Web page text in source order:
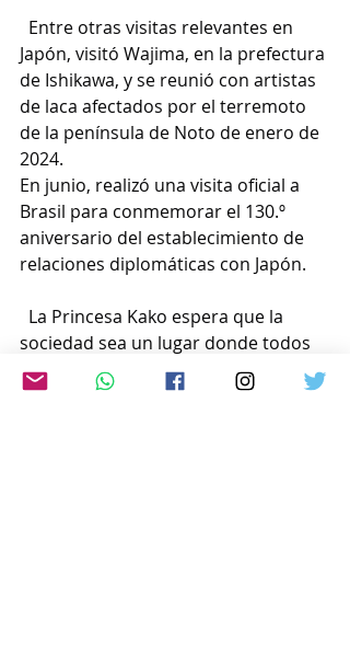
Entre otras visitas relevantes en
Japón, visitó Wajima, en la prefectura
de Ishikawa, y se reunió con artistas
de laca afectados por el terremoto
de la península de Noto de enero de
2024.
En junio, realizó una visita oficial a
Brasil para conmemorar el 130.º
aniversario del establecimiento de
relaciones diplomáticas con Japón.
La Princesa Kako espera que la
sociedad sea un lugar donde todos
puedan vivir con tranquilidad y tener
una amplia gama de opciones.